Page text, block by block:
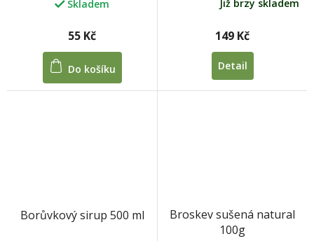
Skladem
55 Kč
Do košíku
Již brzy skladem
149 Kč
Detail
Borůvkový sirup 500 ml
Broskev sušená natural
100g